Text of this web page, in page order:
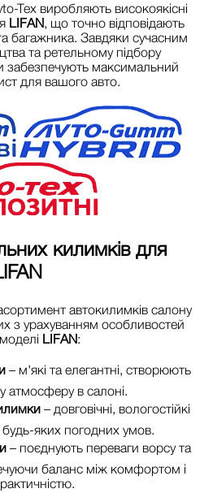
Tex виробляють високоякісні
LIFAN, що точно відповідають
багажника. Завдяки сучасним
та ретельному підбору
забезпечують максимальний
для вашого авто.
килимків для
автокилимків салону
з урахуванням особливостей
LIFAN:
– м'які та елегантні, створюють
атмосферу в салоні.
– довговічні, вологостійкі
будь-яких погодних умов.
– поєднують переваги ворсу та
баланс між комфортом і